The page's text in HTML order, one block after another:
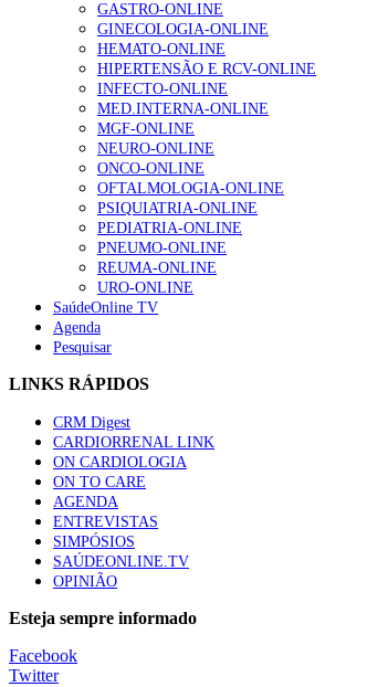
1.º Episódio do Podcast “Frequência
99 visualizações
“Os programas de rastreio do cancro do
88 visualizações
Quase quatro em cada dez doentes com
86 visualizações
Trodelvy aprovado para primeira linha
61 visualizações
MAIS NOTÍCIAS
Quase 11.900 jovens recorreram aos cheques
GASTRO-ONLINE
GINECOLOGIA-ONLINE
HEMATO-ONLINE
HIPERTENSÃO E RCV-ONLINE
INFECTO-ONLINE
MED.INTERNA-ONLINE
MGF-ONLINE
NEURO-ONLINE
ONCO-ONLINE
OFTALMOLOGIA-ONLINE
PSIQUIATRIA-ONLINE
PEDIATRIA-ONLINE
PNEUMO-ONLINE
REUMA-ONLINE
URO-ONLINE
SaúdeOnline TV
Agenda
Pesquisar
LINKS RÁPIDOS
CRM Digest
CARDIORRENAL LINK
ON CARDIOLOGIA
ON TO CARE
AGENDA
ENTREVISTAS
SIMPÓSIOS
SAÚDEONLINE.TV
OPINIÃO
Esteja sempre informado
Facebook
Twitter